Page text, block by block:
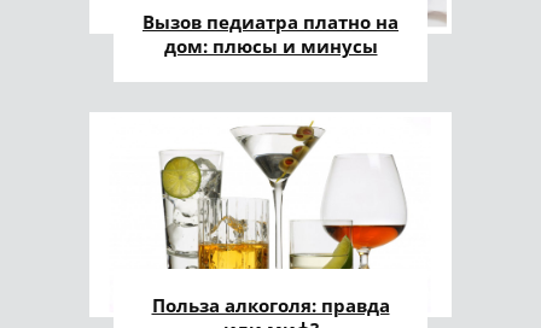
Вызов педиатра платно на
дом: плюсы и минусы
Польза алкоголя: правда